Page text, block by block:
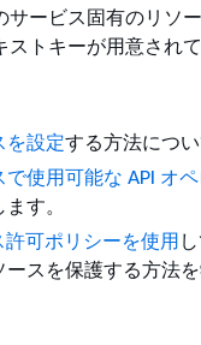
サービス固有のリソ
トキーが用意されて
を設定する方法につい
で使用可能な API オ
す。
許可ポリシーを使用
スを保護する方法を